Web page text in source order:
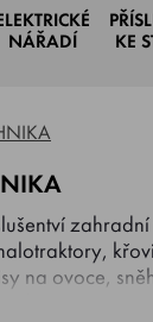
NÁŘADÍ
KE
na ovoce,